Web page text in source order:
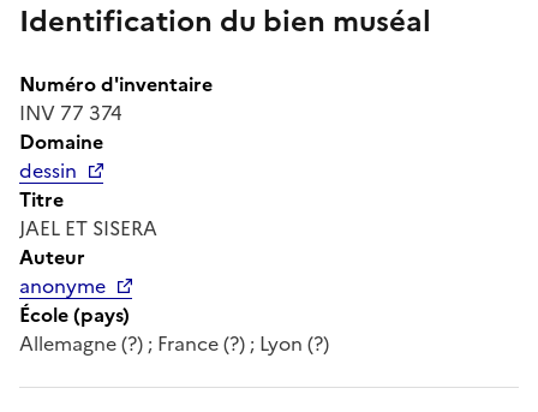
Identification du bien muséal
Numéro d'inventaire
INV 77 374
Domaine
dessin
Titre
JAEL ET SISERA
Auteur
anonyme
École (pays)
Allemagne (?) ; France (?) ; Lyon (?)